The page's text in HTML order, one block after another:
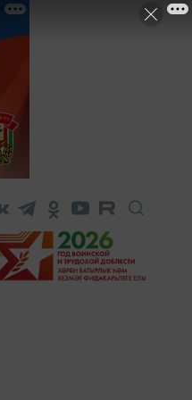
Поколение будущего